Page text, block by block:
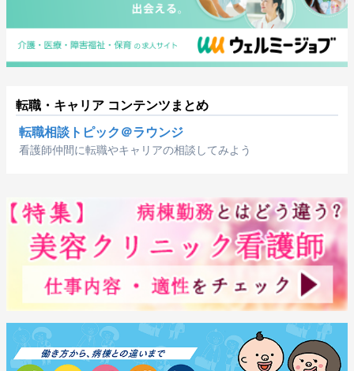
転職・キャリア コンテンツまとめ
転職相談トピック＠ラウンジ
看護師仲間に転職やキャリアの相談してみよう